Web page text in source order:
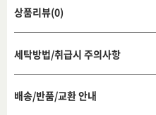
상품리뷰(0)
세탁방법/취급시 주의사항
배송/반품/교환 안내